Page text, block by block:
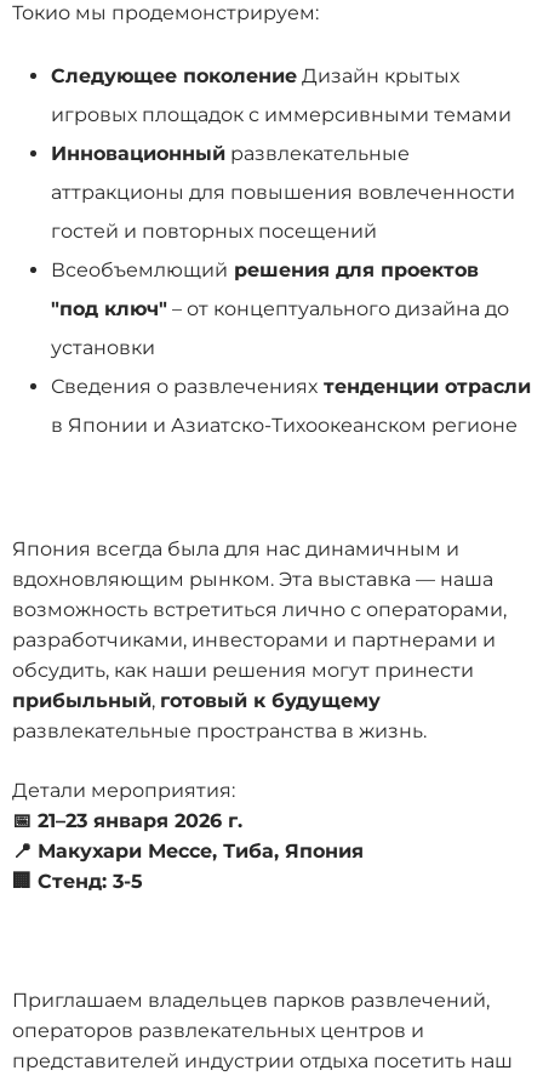
Токио мы продемонстрируем:
Следующее поколение Дизайн крытых
игровых площадок с иммерсивными темами
Инновационный развлекательные
аттракционы для повышения вовлеченности
гостей и повторных посещений
Всеобъемлющий решения для проектов
"под ключ" – от концептуального дизайна до
установки
Сведения о развлечениях тенденции отрасли
в Японии и Азиатско-Тихоокеанском регионе
Япония всегда была для нас динамичным и
вдохновляющим рынком. Эта выставка — наша
возможность встретиться лично с операторами,
разработчиками, инвесторами и партнерами и
обсудить, как наши решения могут принести
прибыльный, готовый к будущему
развлекательные пространства в жизнь.
Детали мероприятия:
📅 21–23 января 2026 г.
📍 Макухари Мессе, Тиба, Япония
🏢 Стенд: 3-5
Приглашаем владельцев парков развлечений,
операторов развлекательных центров и
представителей индустрии отдыха посетить наш